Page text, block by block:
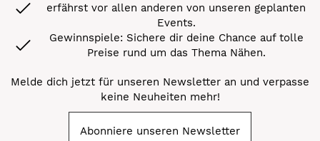
erfährst vor allen anderen von unseren geplanten
Events.
Gewinnspiele: Sichere dir deine Chance auf tolle
Preise rund um das Thema Nähen.
Melde dich jetzt für unseren Newsletter an und verpasse
keine Neuheiten mehr!
Abonniere unseren Newsletter